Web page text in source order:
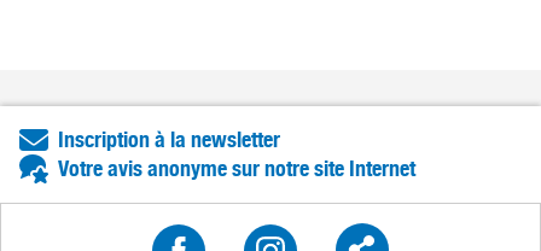
Inscription à la newsletter
Votre avis anonyme sur notre site Internet